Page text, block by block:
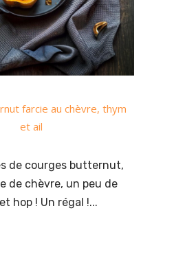
farcie au chèvre, thym
et ail
de courges butternut,
de chèvre, un peu de
hop ! Un régal !...